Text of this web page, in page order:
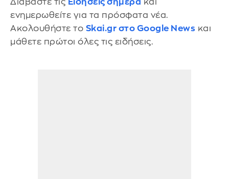
ενημερωθείτε για τα πρόσφατα νέα.
Ακολουθήστε το Skai.gr στο Google News και
μάθετε πρώτοι όλες τις ειδήσεις.